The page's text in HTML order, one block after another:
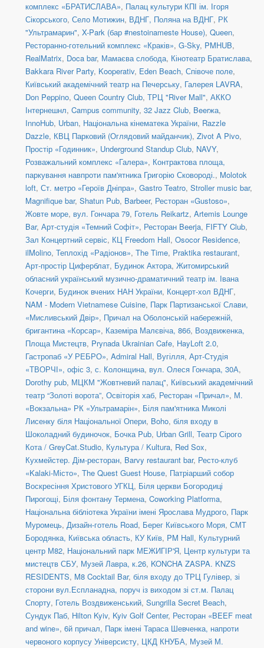
комплекс «БРАТИСЛАВА», Палац культури КПІ ім. Ігоря
Сікорського, Село Мотижин, ВДНГ, Поляна на ВДНГ, РК
"Ультрамарин", X-Park (бар #nestoinameste House), Queen,
Ресторанно-готельний комплекс «Краків», G-Sky, PMHUB,
RealMatrix, Doca bar, Мамаєва слобода, Кінотеатр Братислава,
Bakkara River Party, Kooperativ, Eden Beach, Співоче поле,
Київський академічний театр на Печерську, Галерея LAVRA,
Don Peppino, Queen Country Club, ТРЦ "River Mall", АККО
Інтернешнл, Campus community, 32 Jazz Club, Beerжа,
InnoHub, Urban, Національна кінематека України, Razzle
Dazzle, КВЦ Парковий (Оглядовий майданчик), Zivot A Pivo,
Простір «Годинник», Underground Standup Club, NAVY,
Розважальний комплекс «Галера», Контрактова площа,
паркування навпроти пам'ятника Григорію Сковороді., Molotok
loft, Ст. метро «Героїв Дніпра», Gastro Teatro, Stroller music bar,
Magnifique bar, Shatun Pub, Barbeer, Ресторан «Gustoso»,
Жовте море, вул. Гончара 79, Готель Reikartz, Artemis Lounge
Bar, Арт-студія «Темний Софіт», Ресторан Beerja, FIFTY Club,
Зал Концертний сервіс, КЦ Freedom Hall, Osocor Residence,
ilMolino, Теплохід «Радіонов», The Time, Praktika restaurant,
Арт-простір Циферблат, Будинок Актора, Житомирський
обласний український музично-драматичний театр ім. Івана
Кочерги, Будинок вчених НАН України, Концерт-хол ВДНГ,
NAM - Modern Vietnamese Cuisine, Парк Партизанської Слави,
«Мисливський Двір», Причал на Оболонській набережній,
бригантина «Корсар», Каземіра Малєвіча, 86б, Воздвиженка,
Площа Мистецтв, Prynada Ukrainian Cafe, HayLoft 2.0,
Гастропаб «У РЕБРО», Admiral Hall, Вугілля, Арт-Студія
«ТВОРЧІ», офіс 3, с. Колонщина, вул. Олеся Гончара, 30А,
Dorothy pub, МЦКМ "Жовтневий палац", Київський академічний
театр “Золоті ворота”, Освіторія хаб, Ресторан «Причал», М.
«Вокзальна» РК «Ультрамарін», Біля пам'ятника Миколі
Лисенку біля Національної Опери, Boho, біля входу в
Шоколадний будиночок, Бочка Pub, Urban Grill, Театр Сірого
Кота / GreyCat.Studio, Культура / Kultura, Red Sox,
Кухмейстер. Дім-ресторан, Barvy restaurant bar, Ресто-клуб
«Kalaki-Місто», The Quest Guest House, Патріарший собор
Воскресіння Христового УГКЦ, Біля церкви Богородиці
Пирогощі, Біля фонтану Термена, Coworking Platforma,
Національна бібліотека України імені Ярослава Мудрого, Парк
Муромець, Дизайн-готель Road, Берег Київського Моря, СМТ
Бородянка, Київська область, КУ Київ, PM Hall, Культурний
центр М82, Національний парк МЕЖИГІР'Я, Центр культури та
мистецтв СБУ, Музей Лавра, к.26, KONCHA ZASPA. KNZS
RESIDENTS, M8 Cocktail Bar, біля входу до ТРЦ Гулівер, зі
сторони вул.Еспланадна, поруч із виходом зі ст.м. Палац
Спорту, Готель Воздвиженський, Sungrilla Secret Beach,
Сундук Паб, Hilton Kyiv, Kyiv Golf Center, Ресторан «BEEF meat
and wine», 6й причал, Парк імені Тараса Шевченка, напроти
червоного корпусу Універсисту, ЦКД КНУБА, Музей М.